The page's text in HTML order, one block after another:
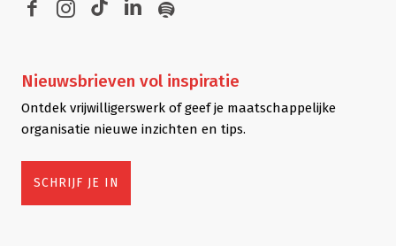
Nieuwsbrieven vol inspiratie
Ontdek vrijwilligerswerk of geef je maatschappelijke
organisatie nieuwe inzichten en tips.
SCHRIJF JE IN